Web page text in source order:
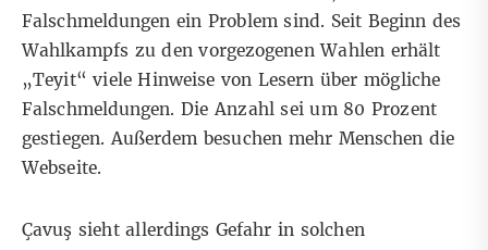
Falschmeldungen ein Problem sind. Seit Beginn des
Wahlkampfs zu den vorgezogenen Wahlen erhält
„Teyit“ viele Hinweise von Lesern über mögliche
Falschmeldungen. Die Anzahl sei um 80 Prozent
gestiegen. Außerdem besuchen mehr Menschen die
Webseite.
Çavuş sieht allerdings Gefahr in solchen